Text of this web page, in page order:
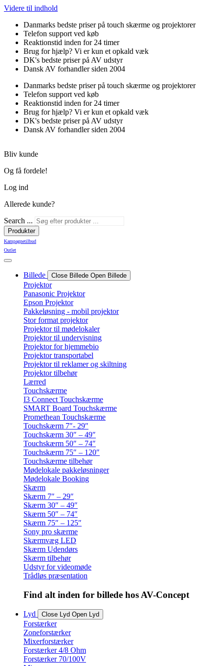
Videre til indhold
Danmarks bedste priser på touch skærme og projektorer
Telefon support ved køb
Reaktionstid inden for 24 timer
Brug for hjælp? Vi er kun et opkald væk
DK's bedste priser på AV udstyr
Dansk AV forhandler siden 2004
Danmarks bedste priser på touch skærme og projektorer
Telefon support ved køb
Reaktionstid inden for 24 timer
Brug for hjælp? Vi er kun et opkald væk
DK's bedste priser på AV udstyr
Dansk AV forhandler siden 2004
Bliv kunde
Og få fordele!
Log ind
Allerede kunde?
Search ...
Produkter
Kampagnetilbud
Outlet
Billede Close Billede Open Billede
Projektor
Panasonic Projektor
Epson Projektor
Pakkeløsning - mobil projektor
Stor format projektor
Projektor til mødelokaler
Projektor til undervisning
Projektor for hjemmebio
Projektor transportabel
Projektor til reklamer og skiltning
Projektor tilbehør
Lærred
Touchskærme
I3 Connect Touchskærme
SMART Board Touchskærme
Promethean Touchskærme
Touchskærm 7″- 29″
Touchskærm 30″ – 49″
Touchskærm 50″ – 74″
Touchskærm 75″ – 120″
Touchskærme tilbehør
Mødelokale pakkeløsninger
Mødelokale Booking
Skærm
Skærm 7″ – 29″
Skærm 30″ – 49″
Skærm 50″ – 74″
Skærm 75″ – 125″
Sony pro skærme
Skærmvæg LED
Skærm Udendørs
Skærm tilbehør
Udstyr for videomøde
Trådløs præsentation
Find alt inden for billede hos AV-Concept
Lyd Close Lyd Open Lyd
Forstærker
Zoneforstærker
Mixerforstærker
Forstærker 4/8 Ohm
Forstærker 70/100V